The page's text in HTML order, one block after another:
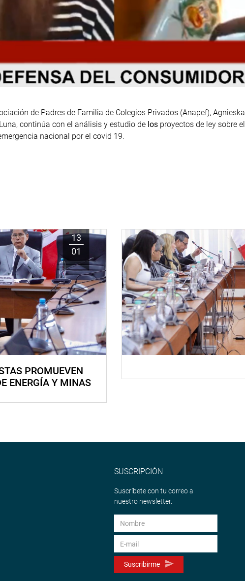
de Padres de Familia de Colegios Privados (Anapef),
continúa con el análisis y estudio de los proyectos de ley sobre
nacional por el covid 19.
13
01
PROMUEVEN
ENERGÍA Y MINAS
SUSCRIPCIÓN
Suscríbete con tu correo a
nuestro newsletter.
Suscribirme